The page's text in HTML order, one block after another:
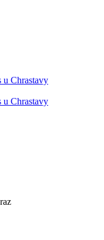
u Chrastavy
u Chrastavy